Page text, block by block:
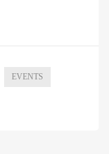
EVENTS